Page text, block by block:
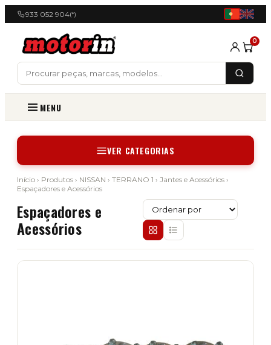
933 052 904(*)
0
MENU
VER CATEGORIAS
Início › Produtos › NISSAN › TERRANO 1 › Jantes e Acessórios ›
Espaçadores e Acessórios
Espaçadores e
Acessórios